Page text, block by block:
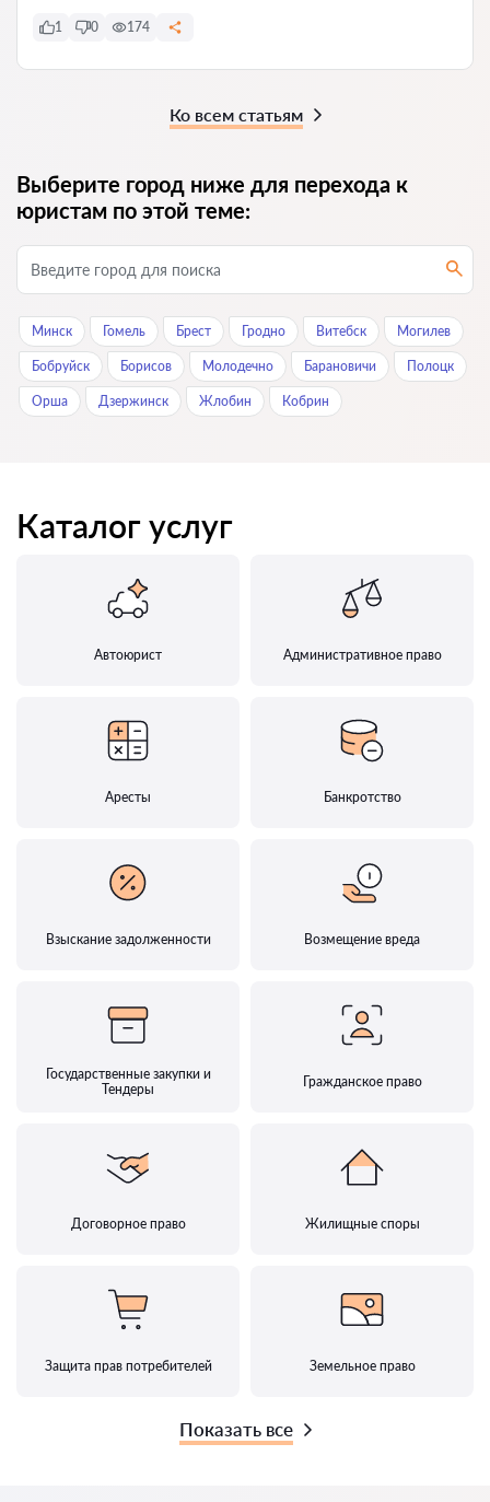
1 0 174
Ко всем статьям
Выберите город ниже для перехода к
юристам по этой теме:
Минск Гомель Брест Гродно Витебск Могилев
Бобруйск Борисов Молодечно Барановичи Полоцк
Орша Дзержинск Жлобин Кобрин
Каталог услуг
Автоюрист Административное право
Аресты Банкротство
Взыскание задолженности Возмещение вреда
Государственные закупки и
Тендеры
Гражданское право
Договорное право Жилищные споры
Защита прав потребителей Земельное право
Показать все